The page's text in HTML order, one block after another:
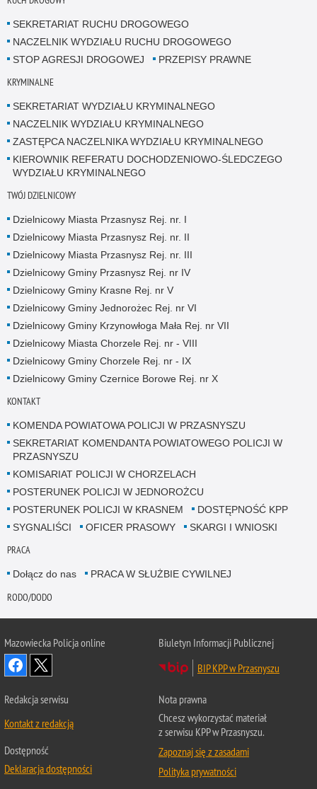
SEKRETARIAT RUCHU DROGOWEGO
NACZELNIK WYDZIAŁU RUCHU DROGOWEGO
STOP AGRESJI DROGOWEJ
PRZEPISY PRAWNE
KRYMINALNE
SEKRETARIAT WYDZIAŁU KRYMINALNEGO
NACZELNIK WYDZIAŁU KRYMINALNEGO
ZASTĘPCA NACZELNIKA WYDZIAŁU KRYMINALNEGO
KIEROWNIK REFERATU DOCHODZENIOWO-ŚLEDCZEGO
WYDZIAŁU KRYMINALNEGO
TWÓJ DZIELNICOWY
Dzielnicowy Miasta Przasnysz Rej. nr. I
Dzielnicowy Miasta Przasnysz Rej. nr. II
Dzielnicowy Miasta Przasnysz Rej. nr. III
Dzielnicowy Gminy Przasnysz Rej. nr IV
Dzielnicowy Gminy Krasne Rej. nr V
Dzielnicowy Gminy Jednorożec Rej. nr VI
Dzielnicowy Gminy Krzynowłoga Mała Rej. nr VII
Dzielnicowy Miasta Chorzele Rej. nr - VIII
Dzielnicowy Gminy Chorzele Rej. nr - IX
Dzielnicowy Gminy Czernice Borowe Rej. nr X
KONTAKT
KOMENDA POWIATOWA POLICJI W PRZASNYSZU
SEKRETARIAT KOMENDANTA POWIATOWEGO POLICJI W
PRZASNYSZU
KOMISARIAT POLICJI W CHORZELACH
POSTERUNEK POLICJI W JEDNOROŻCU
POSTERUNEK POLICJI W KRASNEM
DOSTĘPNOŚĆ KPP
SYGNALIŚCI
OFICER PRASOWY SKARGI I WNIOSKI
PRACA
Dołącz do nas PRACA W SŁUŻBIE CYWILNEJ
RODO/DODO
Mazowiecka Policja online
Biuletyn Informacji Publicznej
BIP KPP w Przasnyszu
Redakcja serwisu
Kontakt z redakcją
Dostępność
Deklaracja dostępności
Nota prawna
Chcesz wykorzystać materiał
z serwisu KPP w Przasnyszu.
Zapoznaj się z zasadami
Polityka prywatności